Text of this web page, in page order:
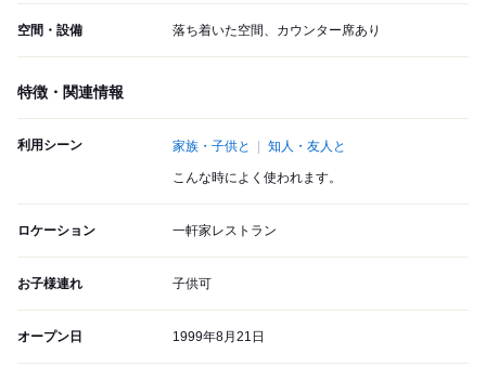
空間・設備 落ち着いた空間、カウンター席あり
特徴・関連情報
利用シーン 家族・子供と 知人・友人と
こんな時によく使われます。
ロケーション 一軒家レストラン
お子様連れ 子供可
オープン日 1999年8月21日